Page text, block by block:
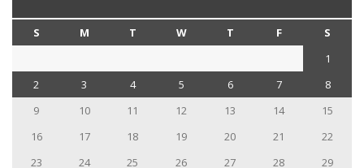
S M T W T F
S
1
2
3 4 5 6 7
8
9
10 11 12 13 14
15
16
17 18 19 20 21
22
23
24 25 26 27 28 29